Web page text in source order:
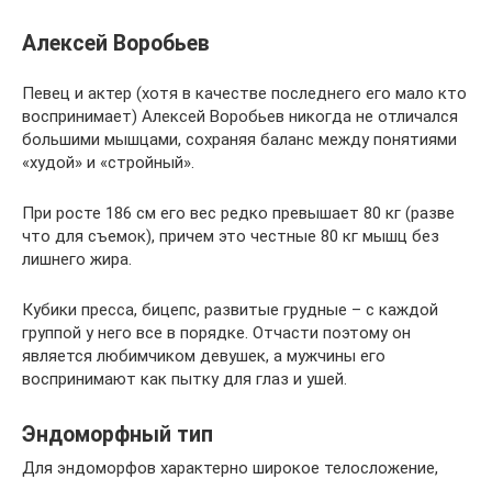
Алексей Воробьев
Певец и актер (хотя в качестве последнего его мало кто
воспринимает) Алексей Воробьев никогда не отличался
большими мышцами, сохраняя баланс между понятиями
«худой» и «стройный».
При росте 186 см его вес редко превышает 80 кг (разве
что для съемок), причем это честные 80 кг мышц без
лишнего жира.
Кубики пресса, бицепс, развитые грудные – с каждой
группой у него все в порядке. Отчасти поэтому он
является любимчиком девушек, а мужчины его
воспринимают как пытку для глаз и ушей.
Эндоморфный тип
Для эндоморфов характерно широкое телосложение,